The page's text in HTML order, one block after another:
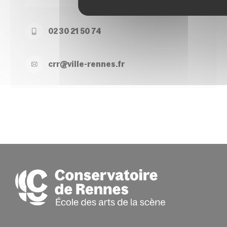
02 30 21 50 74
crr@ville-rennes.fr